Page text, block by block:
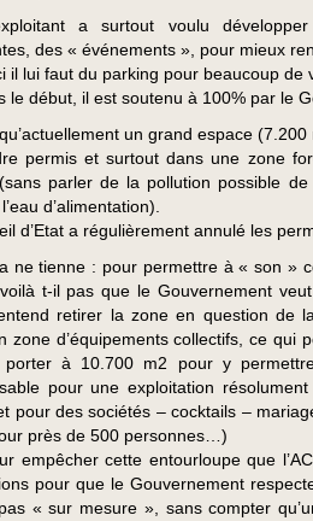
a surtout voulu
des « événements », pour mieux
il lui faut du parking pour beaucoup de
le début, il est soutenu à 100% par le
un grand espace
permis et surtout dans une zone
parler de la pollution possible
d’alimentation).
d’Etat a régulièrement annulé les
ne tienne : pour permettre à « son »
t-il pas que le Gouvernement
retirer la zone en question de
zone d’équipements collectifs, ce qui
à 10.700 m2 pour y
pour une exploitation
pour des sociétés – cocktails –
près de 500 personnes…)
empêcher cette entourloupe que
pour que le Gouvernement
« sur mesure », sans compter